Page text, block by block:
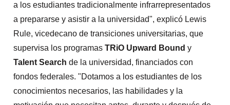
a los estudiantes tradicionalmente infrarrepresentados
a prepararse y asistir a la universidad", explicó Lewis
Rule, vicedecano de transiciones universitarias, que
supervisa los programasTRiO Upward Bound y
Talent Search de la universidad, financiados con
fondos federales. "Dotamos a los estudiantes de los
conocimientos necesarios, las habilidades y la